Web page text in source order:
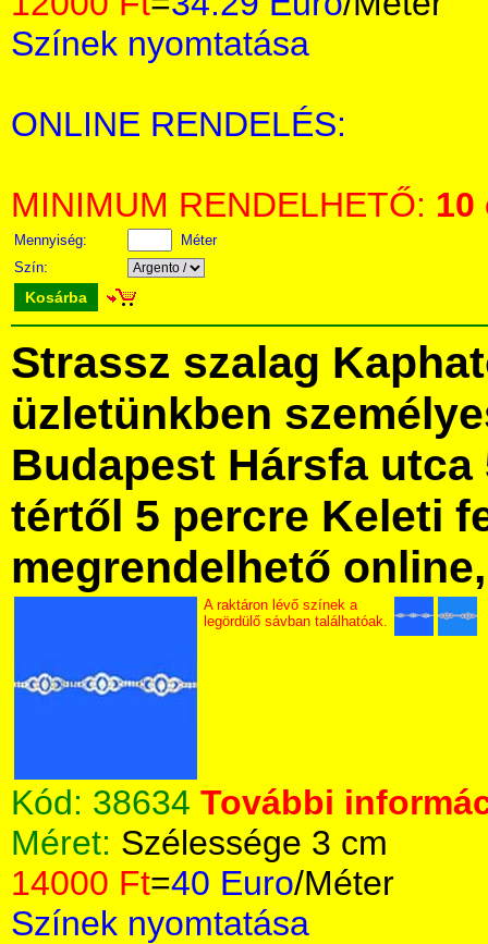
Színek nyomtatása
ONLINE RENDELÉS:
MINIMUM RENDELHETŐ: 10
Mennyiség:
Méter
Szín:
Kosárba
Strassz szalag
üzletünkben
Budapest Hársfa utca
tértől 5 percre Keleti
megrendelhető
A raktáron lévő színek a
legördülő sávban találhatóak.
Kód: 38634 További
Méret: Szélessége 3 cm
14000 Ft=40 Euro/Méter
Színek nyomtatása